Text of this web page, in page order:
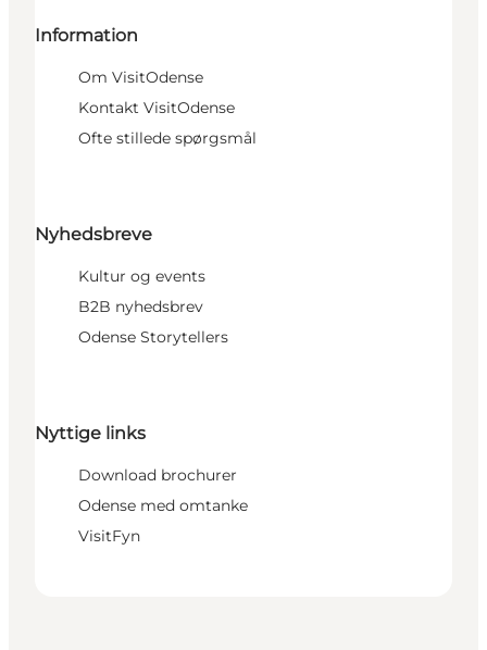
Information
Om VisitOdense
Kontakt VisitOdense
Ofte stillede spørgsmål
Nyhedsbreve
Kultur og events
B2B nyhedsbrev
Odense Storytellers
Nyttige links
Download brochurer
Odense med omtanke
VisitFyn